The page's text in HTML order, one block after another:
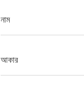
নাম
আকার